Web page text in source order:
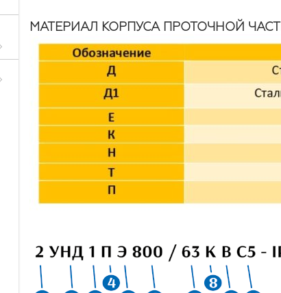
МАТЕРИАЛ КОРПУСА ПРОТОЧНОЙ